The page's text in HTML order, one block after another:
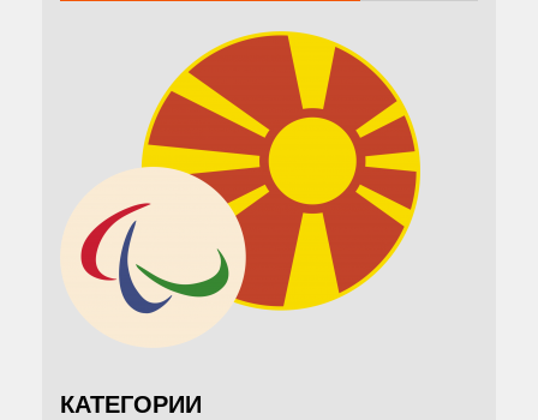
КАТЕГОРИИ